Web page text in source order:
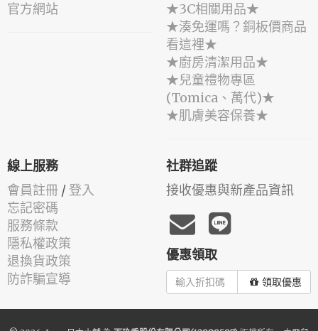
官方網站
★3C相關用品★
★湊免運嗎？銅板價商品
看這裡★
★廚房清潔用品★
★兒童禮物專區
(Tomica、萬代)★
★肌膚美容保養★
線上服務
會員註冊 / 登入
忘記密碼
服務條款
隱私權政策
退換貨政策
防詐騙宣導
社群追蹤
接收優惠與新產品資訊
優惠領取
領取優惠